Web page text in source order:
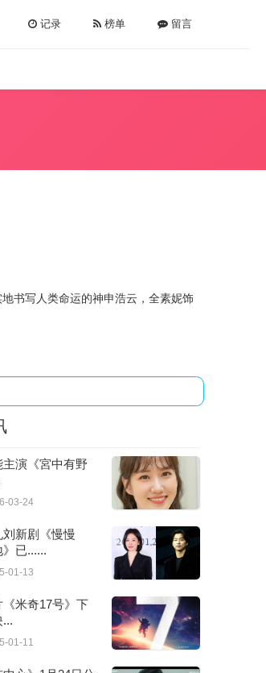
记录 榜单 留言
书写人类命运的神申浩云，全素妮饰
演《宮中有野
03-24
新剧《慢慢
已......
01-13
米奇17号》下
...
01-11